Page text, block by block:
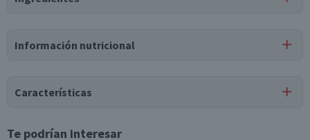
Información nutricional
Tabla nutricional
medios
Características
Tipo de Producto
Te podrían interesar